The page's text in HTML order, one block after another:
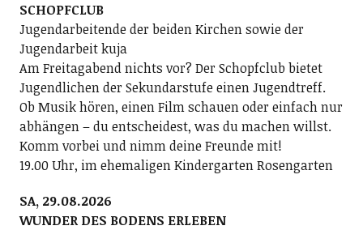
SCHOPFCLUB
Jugendarbeitende der beiden Kirchen sowie der
Jugendarbeit kuja
Am Freitagabend nichts vor? Der Schopfclub bietet
Jugendlichen der Sekundarstufe einen Jugendtreff.
Ob Musik hören, einen Film schauen oder einfach nur
abhängen – du entscheidest, was du machen willst.
Komm vorbei und nimm deine Freunde mit!
19.00 Uhr, im ehemaligen Kindergarten Rosengarten
SA, 29.08.2026
WUNDER DES BODENS ERLEBEN